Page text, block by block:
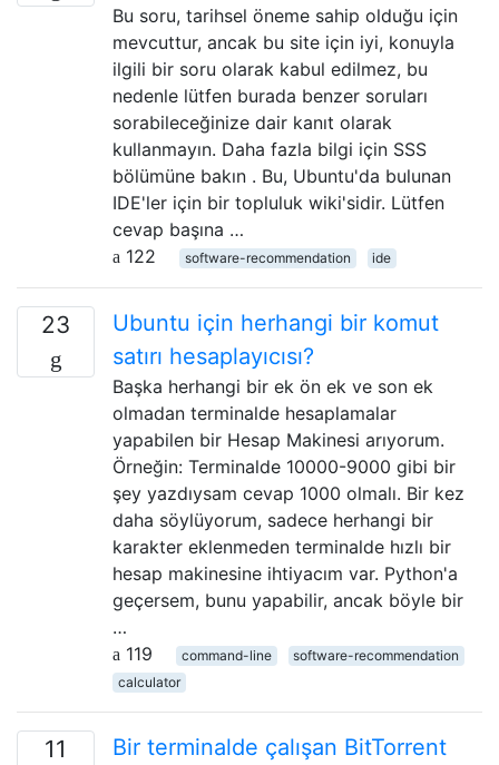
Bu soru, tarihsel öneme sahip olduğu için
mevcuttur, ancak bu site için iyi, konuyla
ilgili bir soru olarak kabul edilmez, bu
nedenle lütfen burada benzer soruları
sorabileceğinize dair kanıt olarak
kullanmayın. Daha fazla bilgi için SSS
bölümüne bakın . Bu, Ubuntu'da bulunan
IDE'ler için bir topluluk wiki'sidir. Lütfen
cevap başına …
122
software-recommendation ide
23
Ubuntu için herhangi bir komut
satırı hesaplayıcısı?
Başka herhangi bir ek ön ek ve son ek
olmadan terminalde hesaplamalar
yapabilen bir Hesap Makinesi arıyorum.
Örneğin: Terminalde 10000-9000 gibi bir
şey yazdıysam cevap 1000 olmalı. Bir kez
daha söylüyorum, sadece herhangi bir
karakter eklenmeden terminalde hızlı bir
hesap makinesine ihtiyacım var. Python'a
geçersem, bunu yapabilir, ancak böyle bir
…
119
command-line
software-recommendation
calculator
11
Bir terminalde çalışan BitTorrent